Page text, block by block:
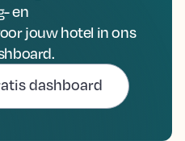
en
jouw hotel in ons
dashboard